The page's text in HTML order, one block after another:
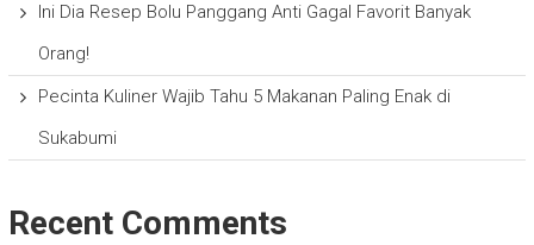
Ini Dia Resep Bolu Panggang Anti Gagal Favorit Banyak
Orang!
Pecinta Kuliner Wajib Tahu 5 Makanan Paling Enak di
Sukabumi
Recent Comments